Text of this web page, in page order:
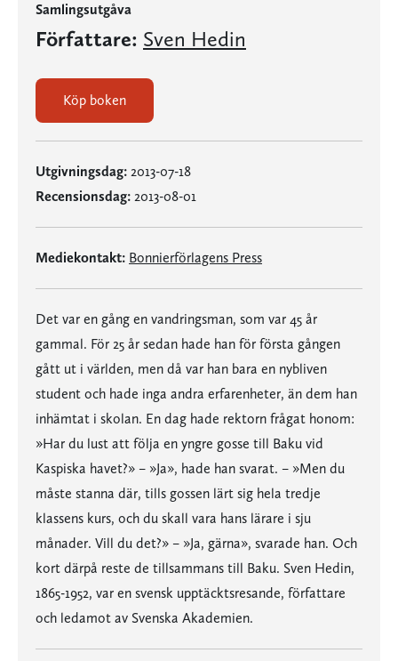
Samlingsutgåva
Författare: Sven Hedin
Köp boken
Utgivningsdag: 2013-07-18
Recensionsdag: 2013-08-01
Mediekontakt: Bonnierförlagens Press
Det var en gång en vandringsman, som var 45 år
gammal. För 25 år sedan hade han för första gången
gått ut i världen, men då var han bara en nybliven
student och hade inga andra erfarenheter, än dem han
inhämtat i skolan. En dag hade rektorn frågat honom:
»Har du lust att följa en yngre gosse till Baku vid
Kaspiska havet?» – »Ja», hade han svarat. – »Men du
måste stanna där, tills gossen lärt sig hela tredje
klassens kurs, och du skall vara hans lärare i sju
månader. Vill du det?» – »Ja, gärna», svarade han. Och
kort därpå reste de tillsammans till Baku. Sven Hedin,
1865-1952, var en svensk upptäcktsresande, författare
och ledamot av Svenska Akademien.